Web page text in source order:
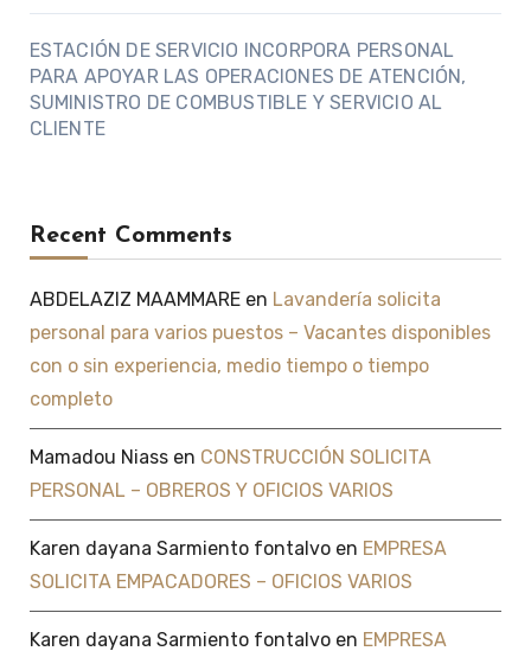
ESTACIÓN DE SERVICIO INCORPORA PERSONAL
PARA APOYAR LAS OPERACIONES DE ATENCIÓN,
SUMINISTRO DE COMBUSTIBLE Y SERVICIO AL
CLIENTE
Recent Comments
ABDELAZIZ MAAMMAREen Lavandería solicita
personal para varios puestos – Vacantes disponibles
con o sin experiencia, medio tiempo o tiempo
completo
Mamadou Niassen CONSTRUCCIÓN SOLICITA
PERSONAL – OBREROS Y OFICIOS VARIOS
Karen dayana Sarmiento fontalvoen EMPRESA
SOLICITA EMPACADORES – OFICIOS VARIOS
Karen dayana Sarmiento fontalvoen EMPRESA